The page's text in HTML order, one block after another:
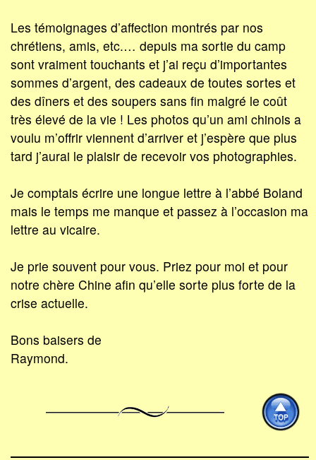
Les témoignages d’affection montrés par nos
chrétiens, amis, etc.… depuis ma sortie du camp
sont vraiment touchants et j’ai reçu d’importantes
sommes d’argent, des cadeaux de toutes sortes et
des dîners et des soupers sans fin malgré le coût
très élevé de la vie ! Les photos qu’un ami chinois a
voulu m’offrir viennent d’arriver et j’espère que plus
tard j’aurai le plaisir de recevoir vos photographies.
Je comptais écrire une longue lettre à l’abbé Boland
mais le temps me manque et passez à l’occasion ma
lettre au vicaire.
Je prie souvent pour vous. Priez pour moi et pour
notre chère Chine afin qu’elle sorte plus forte de la
crise actuelle.
Bons baisers de
Raymond.